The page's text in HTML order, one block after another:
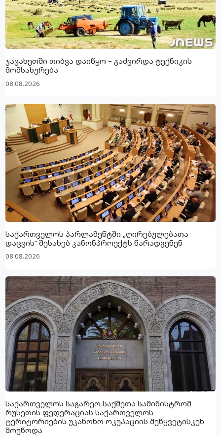
ჯავახეთში თიბვა დაიწყო – გაძვირდა ტექნიკის
მომსახურება
08.08.2026
საქართველოს პარლამენტში „ღირებულებათა
დაცვის“ შესახებ კანონპროექტს წარადგენენ
08.08.2026
საქართველოს საგარეო საქმეთა სამინისტრომ
რუსეთის ფედერაციას საქართველოს
ტერიტორიების უკანონო ოკუპაციის შეწყვეტისკენ
მოუწოდა